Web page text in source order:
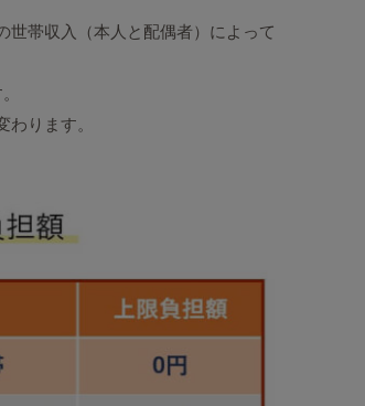
世帯収入（本人と配偶者）によって
ります。